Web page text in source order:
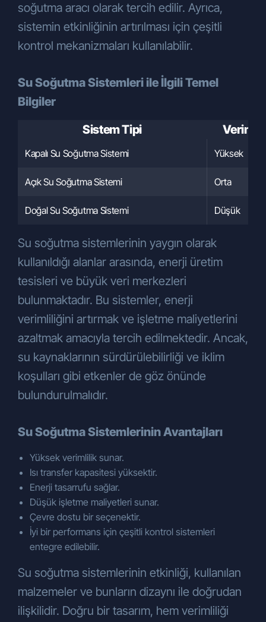
soğutma aracı olarak tercih edilir. Ayrıca,
sistemin etkinliğinin artırılması için çeşitli
kontrol mekanizmaları kullanılabilir.
Su Soğutma Sistemleri ile İlgili Temel
Bilgiler
Sistem Tipi
Kapalı Su Soğutma Sistemi Yüksek
Açık Su Soğutma Sistemi Orta
Doğal Su Soğutma Sistemi Düşük
Su soğutma sistemlerinin yaygın olarak
kullanıldığı alanlar arasında, enerji üretim
tesisleri ve büyük veri merkezleri
bulunmaktadır. Bu sistemler, enerji
verimliliğini artırmak ve işletme maliyetlerini
azaltmak amacıyla tercih edilmektedir. Ancak,
su kaynaklarının sürdürülebilirliği ve iklim
koşulları gibi etkenler de göz önünde
bulundurulmalıdır.
Su Soğutma Sistemlerinin Avantajları
Yüksek verimlilik sunar.
Isı transfer kapasitesi yüksektir.
Enerji tasarrufu sağlar.
Düşük işletme maliyetleri sunar.
Çevre dostu bir seçenektir.
İyi bir performans için çeşitli kontrol sistemleri
entegre edilebilir.
Su soğutma sistemlerinin etkinliği, kullanılan
malzemeler ve bunların dizaynı ile doğrudan
ilişkilidir. Doğru bir tasarım, hem verimliliği